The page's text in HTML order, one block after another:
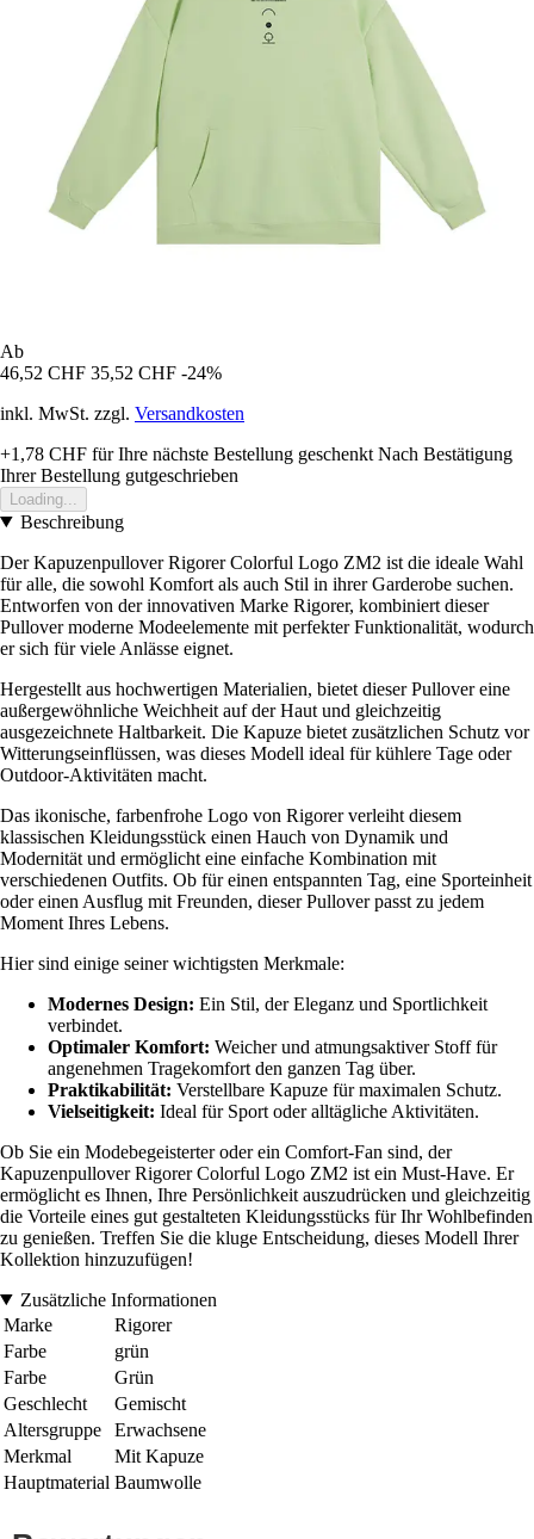
Ab
46,52 CHF 35,52 CHF -24%
inkl. MwSt. zzgl. Versandkosten
+1,78 CHF für Ihre nächste Bestellung geschenkt Nach Bestätigung
Ihrer Bestellung gutgeschrieben
Loading...
Beschreibung
Der Kapuzenpullover Rigorer Colorful Logo ZM2 ist die ideale Wahl
für alle, die sowohl Komfort als auch Stil in ihrer Garderobe suchen.
Entworfen von der innovativen Marke Rigorer, kombiniert dieser
Pullover moderne Modeelemente mit perfekter Funktionalität, wodurch
er sich für viele Anlässe eignet.
Hergestellt aus hochwertigen Materialien, bietet dieser Pullover eine
außergewöhnliche Weichheit auf der Haut und gleichzeitig
ausgezeichnete Haltbarkeit. Die Kapuze bietet zusätzlichen Schutz vor
Witterungseinflüssen, was dieses Modell ideal für kühlere Tage oder
Outdoor-Aktivitäten macht.
Das ikonische, farbenfrohe Logo von Rigorer verleiht diesem
klassischen Kleidungsstück einen Hauch von Dynamik und
Modernität und ermöglicht eine einfache Kombination mit
verschiedenen Outfits. Ob für einen entspannten Tag, eine Sporteinheit
oder einen Ausflug mit Freunden, dieser Pullover passt zu jedem
Moment Ihres Lebens.
Hier sind einige seiner wichtigsten Merkmale:
Modernes Design: Ein Stil, der Eleganz und Sportlichkeit
verbindet.
Optimaler Komfort: Weicher und atmungsaktiver Stoff für
angenehmen Tragekomfort den ganzen Tag über.
Praktikabilität: Verstellbare Kapuze für maximalen Schutz.
Vielseitigkeit: Ideal für Sport oder alltägliche Aktivitäten.
Ob Sie ein Modebegeisterter oder ein Comfort-Fan sind, der
Kapuzenpullover Rigorer Colorful Logo ZM2 ist ein Must-Have. Er
ermöglicht es Ihnen, Ihre Persönlichkeit auszudrücken und gleichzeitig
die Vorteile eines gut gestalteten Kleidungsstücks für Ihr Wohlbefinden
zu genießen. Treffen Sie die kluge Entscheidung, dieses Modell Ihrer
Kollektion hinzuzufügen!
Zusätzliche Informationen
Marke
Rigorer
Farbe
grün
Farbe
Grün
Geschlecht
Gemischt
Altersgruppe
Erwachsene
Merkmal
Mit Kapuze
Hauptmaterial Baumwolle